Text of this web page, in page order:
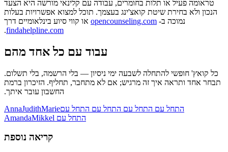
טראומה פעיל או תלות בחומרים, עבודה עם קלינאי מורשה היא הצעד
הנכון ולא בחירת שיטת קואצ'ינג בעצמך. תוכל למצוא אפשרויות בעלות
נמוכה ב- opencounseling.com או קווי סיוע בינלאומיים דרך
findahelpline.com
.
‫עבוד עם כל אחד מהם
‫כל קואץ' חופשי להתחלה לשבעה ימי ניסיון — בלי הרשמה, בלי תשלום.
תבחר אחד ותראה איך זה מרגיש; אם לא מתחבר, תחליף. הזיכרון ברמת
החשבון עובר איתך.
‫התחל עם Anna ‫התחל עם Judith ‫התחל עם Marie ‫התחל עם
Amanda
‫התחל עם Mikkel
קריאה נוספת